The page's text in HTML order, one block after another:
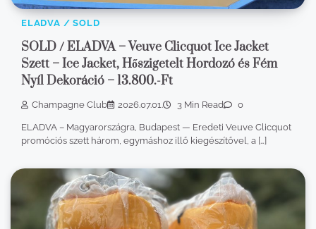
ELADVA / SOLD
SOLD / ELADVA – Veuve Clicquot Ice Jacket
Szett – Ice Jacket, Hőszigetelt Hordozó és Fém
Nyíl Dekoráció – 13.800.-Ft
Champagne Club 2026.07.01. 3 Min Read 0
ELADVA – Magyarországra, Budapest — Eredeti Veuve Clicquot
promóciós szett három, egymáshoz illő kiegészítővel, a […]